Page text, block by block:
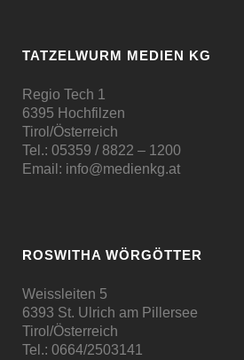
TATZELWURM MEDIEN KG
Regio Tech 1
6395 Hochfilzen
Tirol/Österreich
Tel.: 05359 / 8822 – 1200
Email: info@medienkg.at
ROSWITHA WÖRGÖTTER
Weissleiten 5
6393 St. Ulrich am Pillersee
Tirol/Österreich
Tel.: 0664/2503141